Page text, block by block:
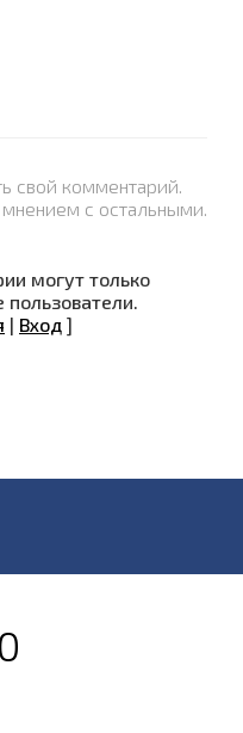
свой комментарий.
с остальными.
могут только
пользователи.
| Вход ]